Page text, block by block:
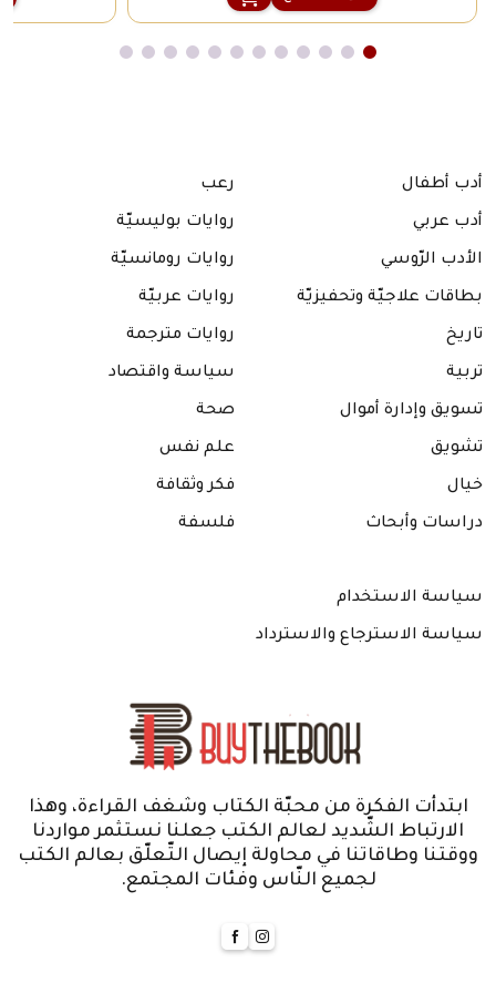
أدب أطفال
أدب عربي
الأدب الرّوسي
بطاقات علاجيّة وتحفيزيّة
تاريخ
تربية
تسويق وإدارة أموال
تشويق
خيال
دراسات وأبحاث
رعب
روايات بوليسيّة
روايات رومانسيّة
روايات عربيّة
روايات مترجمة
سياسة واقتصاد
صحة
علم نفس
فكر وثقافة
فلسفة
سياسة الاستخدام
سياسة الاسترجاع والاسترداد
ابتدأت الفكرة من محبّة الكتاب وشغف القراءة، وهذا
الارتباط الشّديد لعالم الكتب جعلنا نستثمر مواردنا
ووقتنا وطاقاتنا في محاولة إيصال التّعلّق بعالم الكتب
لجميع النّاس وفئات المجتمع.